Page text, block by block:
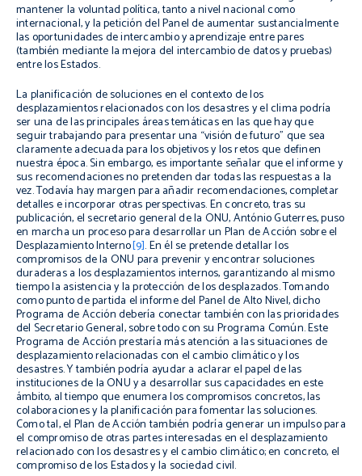
mantener la voluntad política, tanto a nivel nacional como
internacional, y la petición del Panel de aumentar sustancialmente
las oportunidades de intercambio y aprendizaje entre pares
(también mediante la mejora del intercambio de datos y pruebas)
entre los Estados.
La planificación de soluciones en el contexto de los
desplazamientos relacionados con los desastres y el clima podría
ser una de las principales áreas temáticas en las que hay que
seguir trabajando para presentar una “visión de futuro” que sea
claramente adecuada para los objetivos y los retos que definen
nuestra época. Sin embargo, es importante señalar que el informe y
sus recomendaciones no pretenden dar todas las respuestas a la
vez. Todavía hay margen para añadir recomendaciones, completar
detalles e incorporar otras perspectivas. En concreto, tras su
publicación, el secretario general de la ONU, António Guterres, puso
en marcha un proceso para desarrollar un Plan de Acción sobre el
Desplazamiento Interno[9]. En él se pretende detallar los
compromisos de la ONU para prevenir y encontrar soluciones
duraderas a los desplazamientos internos, garantizando al mismo
tiempo la asistencia y la protección de los desplazados. Tomando
como punto de partida el informe del Panel de Alto Nivel, dicho
Programa de Acción debería conectar también con las prioridades
del Secretario General, sobre todo con su Programa Común. Este
Programa de Acción prestaría más atención a las situaciones de
desplazamiento relacionadas con el cambio climático y los
desastres. Y también podría ayudar a aclarar el papel de las
instituciones de la ONU y a desarrollar sus capacidades en este
ámbito, al tiempo que enumera los compromisos concretos, las
colaboraciones y la planificación para fomentar las soluciones.
Como tal, el Plan de Acción también podría generar un impulso para
el compromiso de otras partes interesadas en el desplazamiento
relacionado con los desastres y el cambio climático; en concreto, el
compromiso de los Estados y la sociedad civil.